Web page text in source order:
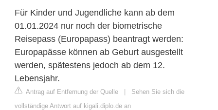
Für Kinder und Jugendliche kann ab dem
01.01.2024 nur noch der biometrische
Reisepass (Europapass) beantragt werden:
Europapässe können ab Geburt ausgestellt
werden, spätestens jedoch ab dem 12.
Lebensjahr.
Antrag auf Entfernung der Quelle | Sehen Sie sich die
vollständige Antwort auf kigali.diplo.de an